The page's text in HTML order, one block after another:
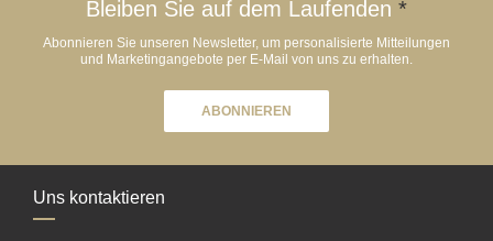
Bleiben Sie auf dem Laufenden *
Abonnieren Sie unseren Newsletter, um personalisierte Mitteilungen
und Marketingangebote per E-Mail von uns zu erhalten.
ABONNIEREN
Uns kontaktieren